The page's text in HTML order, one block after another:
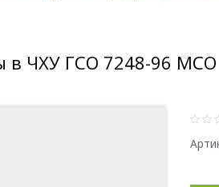
в ЧХУ ГСО 7248-96